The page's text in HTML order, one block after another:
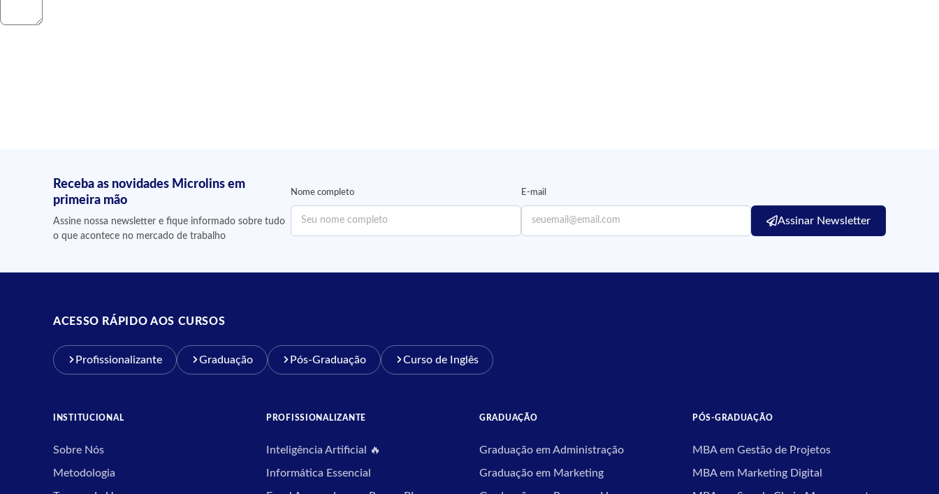
Receba as novidades Microlins em
primeira mão
Assine nossa newsletter e fique informado sobre tudo
o que acontece no mercado de trabalho
Nome completo E-mail
Assinar Newsletter
ACESSO RÁPIDO AOS CURSOS
Profissionalizante Graduação Pós-Graduação Curso de Inglês
INSTITUCIONAL
Sobre Nós
Metodologia
PROFISSIONALIZANTE
Inteligência Artificial 🔥
Informática Essencial
GRADUAÇÃO
Graduação em Administração
Graduação em Marketing
PÓS-GRADUAÇÃO
MBA em Gestão de Projetos
MBA em Marketing Digital